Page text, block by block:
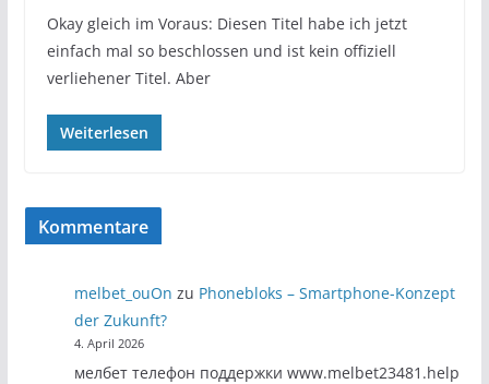
Okay gleich im Voraus: Diesen Titel habe ich jetzt
einfach mal so beschlossen und ist kein offiziell
verliehener Titel. Aber
Weiterlesen
Kommentare
melbet_ouOn zu Phonebloks – Smartphone-Konzept
der Zukunft?
4. April 2026
мелбет телефон поддержки www.melbet23481.help